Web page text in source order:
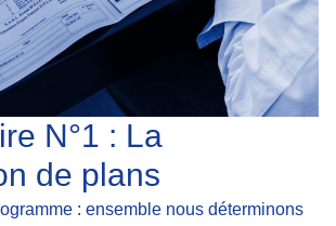
N°1 : La
de plans
: ensemble nous déterminons